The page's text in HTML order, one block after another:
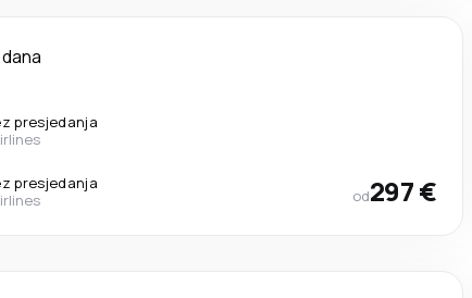
presjedanja
presjedanja
od297 €